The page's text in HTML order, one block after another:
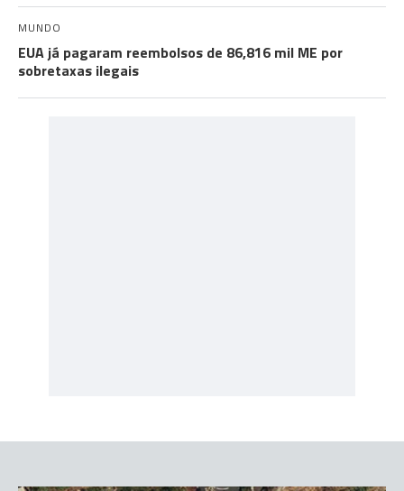
MUNDO
EUA já pagaram reembolsos de 86,816 mil ME por
sobretaxas ilegais